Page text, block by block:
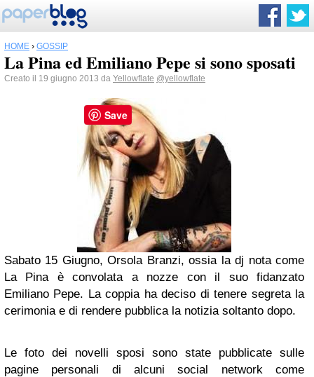
HOME › GOSSIP
La Pina ed Emiliano Pepe si sono sposati
Creato il 19 giugno 2013 da Yellowflate @yellowflate
Sabato 15 Giugno, Orsola Branzi, ossia la dj nota come
La Pina è convolata a nozze con il suo fidanzato
Emiliano Pepe. La coppia ha deciso di tenere segreta la
cerimonia e di rendere pubblica la notizia soltanto dopo.
Le foto dei novelli sposi sono state pubblicate sulle
pagine personali di alcuni social network come
Save